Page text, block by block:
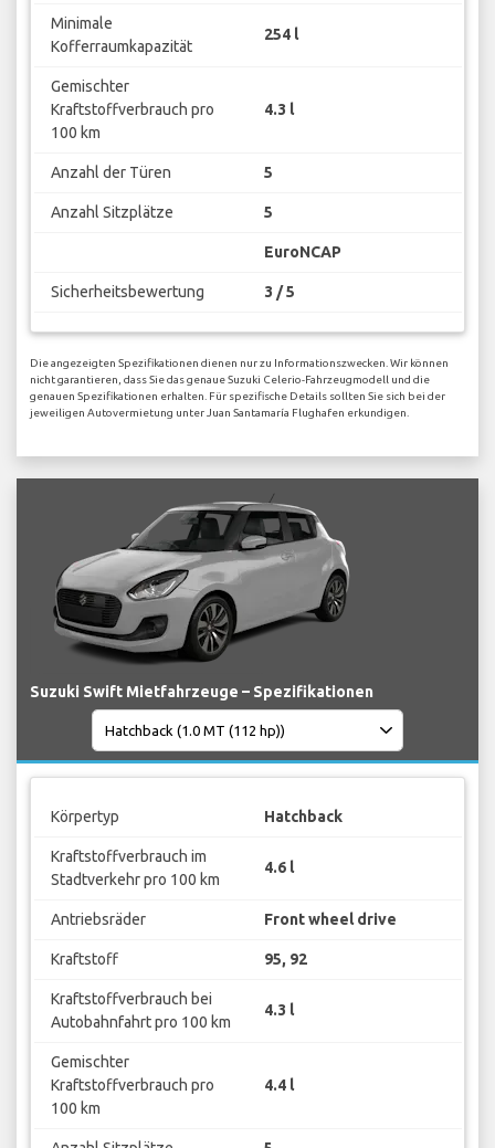
Minimale
Kofferraumkapazität
254 l
Gemischter
Kraftstoffverbrauch pro
100 km
4.3 l
Anzahl der Türen 5
Anzahl Sitzplätze 5
EuroNCAP
Sicherheitsbewertung 3 / 5
Die angezeigten Spezifikationen dienen nur zu Informationszwecken. Wir können
nicht garantieren, dass Sie das genaue Suzuki Celerio-Fahrzeugmodell und die
genauen Spezifikationen erhalten. Für spezifische Details sollten Sie sich bei der
jeweiligen Autovermietung unter Juan Santamaría Flughafen erkundigen.
Suzuki Swift Mietfahrzeuge – Spezifikationen
Körpertyp Hatchback
Kraftstoffverbrauch im
Stadtverkehr pro 100 km
4.6 l
Antriebsräder Front wheel drive
Kraftstoff 95, 92
Kraftstoffverbrauch bei
Autobahnfahrt pro 100 km
4.3 l
Gemischter
Kraftstoffverbrauch pro
100 km
4.4 l